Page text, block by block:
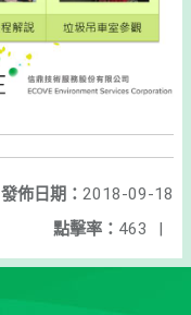
發佈日期： 2018-09-18
點擊率： 463 |